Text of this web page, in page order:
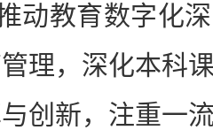
动教育数字化
理，深化本科
创新，注重一